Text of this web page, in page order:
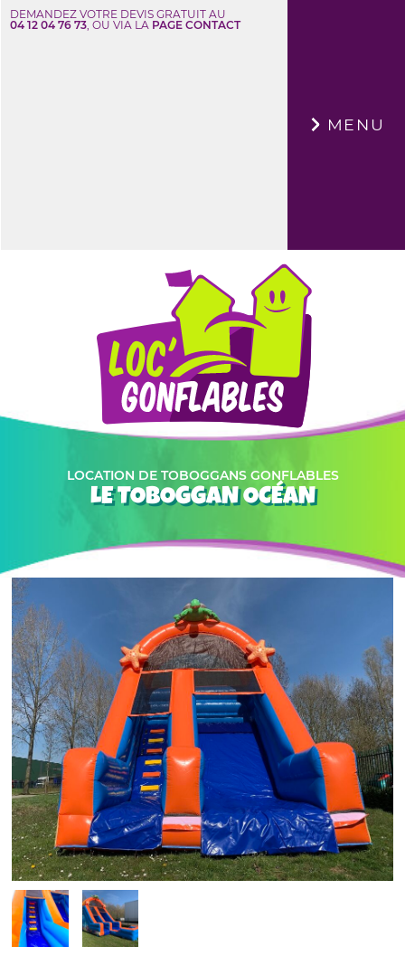
DEMANDEZ VOTRE DEVIS GRATUIT AU
04 12 04 76 73, OU VIA LA PAGE CONTACT
×MENU
LOCATION DE TOBOGGANS GONFLABLES
LE TOBOGGAN OCÉAN